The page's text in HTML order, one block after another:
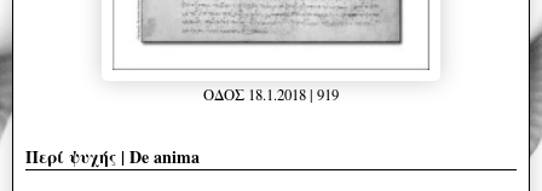
ΟΔΟΣ 18.1.2018 | 919
Περί ψυχής |De anima